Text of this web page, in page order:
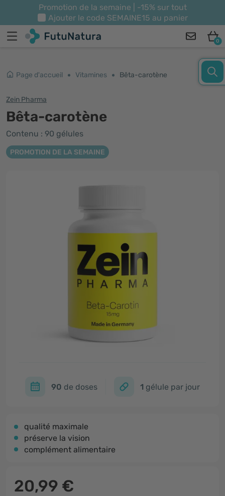
Promotion de la semaine | -15% sur tout
Ajouter le code SEMAINE15 au panier
0
Page d'accueil Vitamines Bêta-carotène
Zein Pharma
Bêta-carotène
Contenu : 90 gélules
PROMOTION DE LA SEMAINE
90 de doses 1 gélule par jour
qualité maximale
préserve la vision
complément alimentaire
20,99 €